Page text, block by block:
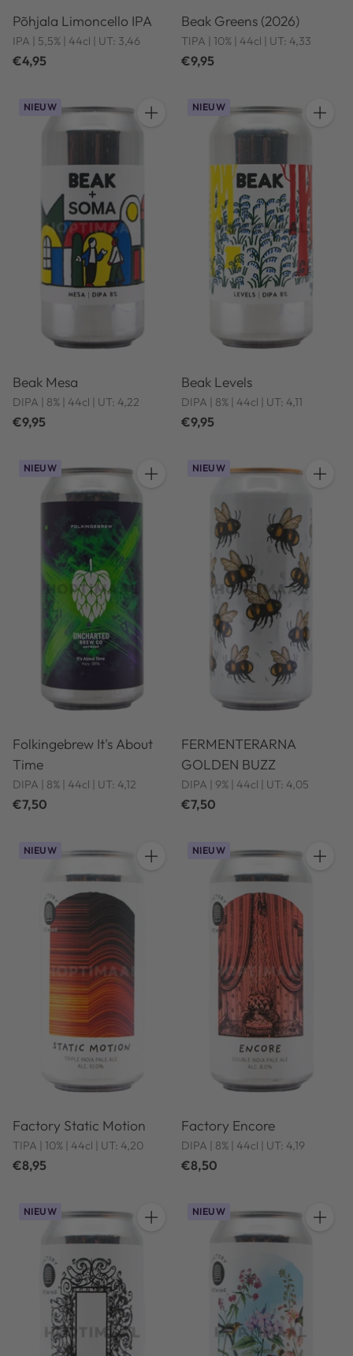
Põhjala Limoncello IPA
IPA | 5,5% | 44cl | UT: 3,46
€4,95
Beak Greens (2026)
TIPA | 10% | 44cl | UT: 4,33
€9,95
NIEUW
Beak Mesa
DIPA | 8% | 44cl | UT: 4,22
€9,95
NIEUW
Beak Levels
DIPA | 8% | 44cl | UT: 4,11
€9,95
NIEUW
Folkingebrew It's About
Time
DIPA | 8% | 44cl | UT: 4,12
€7,50
NIEUW
FERMENTERARNA
GOLDEN BUZZ
DIPA | 9% | 44cl | UT: 4,05
€7,50
NIEUW
Factory Static Motion
TIPA | 10% | 44cl | UT: 4,20
€8,95
NIEUW
Factory Encore
DIPA | 8% | 44cl | UT: 4,19
€8,50
NIEUW NIEUW